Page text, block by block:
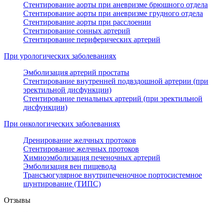
Стентирование аорты при аневризме брюшного отдела
Стентирование аорты при аневризме грудного отдела
Стентирование аорты при расслоении
Стентирование сонных артерий
Стентирование периферических артерий
При урологических заболеваниях
Эмболизация артерий простаты
Стентирование внутренней подвздошной артерии (при
эректильной дисфункции)
Стентирование пенальных артерий (при эректильной
дисфункции)
При онкологических заболеваниях
Дренирование желчных протоков
Стентирование желчных протоков
Химиоэмболизация печеночных артерий
Эмболизация вен пищевода
Трансъюгулярное внутрипеченочное портосистемное
шунтирование (ТИПС)
Отзывы